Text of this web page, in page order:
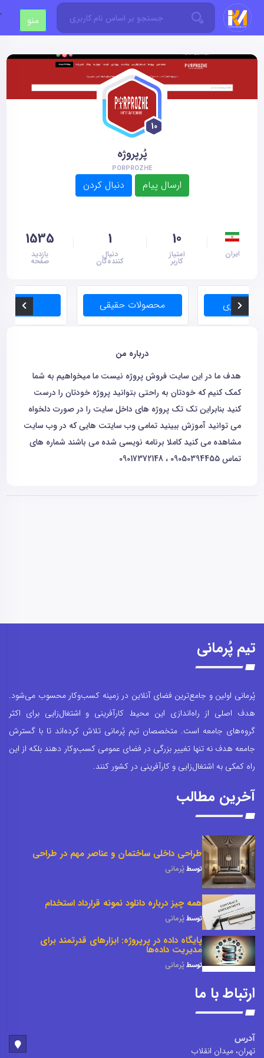
' منو
10
پُرپروژه
PORPROZHE
1535
بازدید
صفحه
1
دنیال
کننده‌گان
10
امتیاز
کاربر
ایران
درباره من
هدف ما در این سایت فروش پروژه نیست ما میخواهیم به شما
کمک کنیم که خودتان به راحتی بتوانید پروژه خودتان را درست
کنید بنابراین تک تک پروژه های داخل سایت را در صورت دلخواه
می توانید آموزش ببینید تمامی وب سایتت هایی که در وب سایت
مشاهده می کنید کاملا برنامه نویسی شده می باشند شماره های
تماس 09050394455 ، 09017372148
تیم پُرمانی
پُرمانی اولین و جامع‌ترین فضای آنلاین در زمینه کسب‌وکار محسوب می‌شود.
هدف اصلی از راه‌اندازی این محیط کارآفرینی و اشتغال‌زایی برای اکثر
گروه‌های جامعه است. متخصصان تیم پُرمانی تلاش کرده‌اند تا با گسترش
جامعه هدف نه تنها تغییر بزرگی در فضای عمومی کسب‌وکار دهند بلکه از این
راه کمکی به اشتغال‌زایی و کارآفرینی در کشور کنند.
آخرین مطالب
طراحی داخلی ساختمان و عناصر مهم در طراحی
توسطپُرمانی
همه چیز درباره دانلود نمونه قرارداد استخدام
توسطپُرمانی
پایگاه داده در پرپروژه: ابزارهای قدرتمند برای
مدیریت داده‌ها
توسطپُرمانی
ارتباط با ما
آدرس
تهران، میدان انقلاب